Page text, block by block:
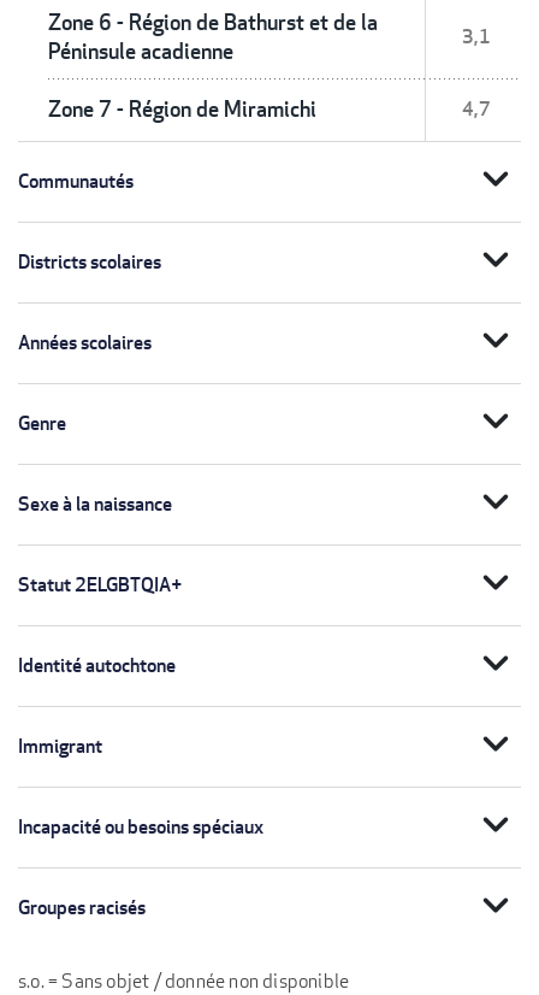
Zone 6 - Région de Bathurst et de la
Péninsule acadienne
3,1
Zone 7 - Région de Miramichi 4,7
Communautés expand_more
Districts scolaires expand_more
Années scolaires expand_more
Genre expand_more
Sexe à la naissance expand_more
Statut 2ELGBTQIA+ expand_more
Identité autochtone expand_more
Immigrant expand_more
Incapacité ou besoins spéciaux expand_more
Groupes racisés expand_more
s.o. = Sans objet / donnée non disponible